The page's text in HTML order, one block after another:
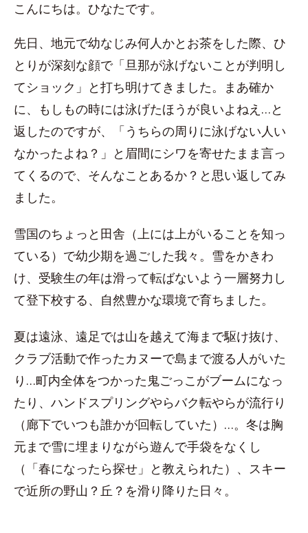
こんにちは。ひなたです。
先日、地元で幼なじみ何人かとお茶をした際、ひ
とりが深刻な顔で「旦那が泳げないことが判明し
てショック」と打ち明けてきました。まあ確か
に、もしもの時には泳げたほうが良いよねえ…と
返したのですが、「うちらの周りに泳げない人い
なかったよね？」と眉間にシワを寄せたまま言っ
てくるので、そんなことあるか？と思い返してみ
ました。
雪国のちょっと田舎（上には上がいることを知っ
ている）で幼少期を過ごした我々。雪をかきわ
け、受験生の年は滑って転ばないよう一層努力し
て登下校する、自然豊かな環境で育ちました。
夏は遠泳、遠足では山を越えて海まで駆け抜け、
クラブ活動で作ったカヌーで島まで渡る人がいた
り…町内全体をつかった鬼ごっこがブームになっ
たり、ハンドスプリングやらバク転やらが流行り
（廊下でいつも誰かが回転していた）…。冬は胸
元まで雪に埋まりながら遊んで手袋をなくし
（「春になったら探せ」と教えられた）、スキー
で近所の野山？丘？を滑り降りた日々。